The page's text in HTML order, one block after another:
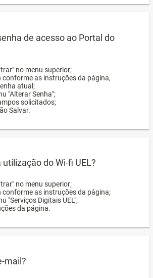
de acesso ao Portal do
no menu superior;
conforme as instruções da página,
atual;
"Alterar Senha";
solicitados;
Salvar.
do Wi-fi UEL?
no menu superior;
conforme as instruções da página;
"Serviços Digitais UEL";
da página.
mail?